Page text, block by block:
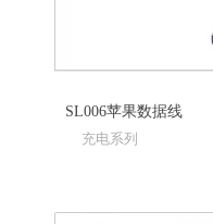
SL006苹果数据线
充电系列